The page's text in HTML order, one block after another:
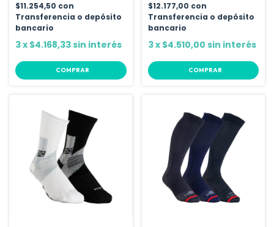
$11.254,50 con
Transferencia o depósito
bancario
3x $4.168,33sin interés
COMPRAR
$12.177,00 con
Transferencia o depósito
bancario
3x $4.510,00 sin interés
COMPRAR